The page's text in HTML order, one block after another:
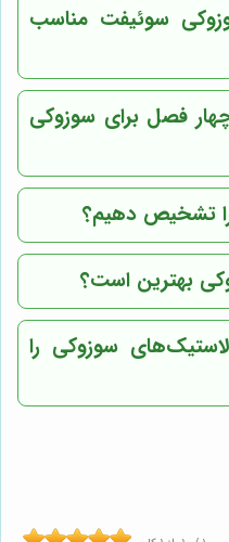
سوئیفت مناسب
فصل برای سوزوکی
را تشخیص دهیم؟
بهترین است؟
سوزوکی را